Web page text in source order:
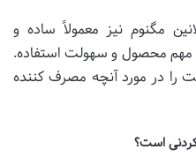
مگنوم نیز معمولاً ساده و
مهم محصول و سهولت استفاده.
را در مورد آنچه مصرف کننده
است؟